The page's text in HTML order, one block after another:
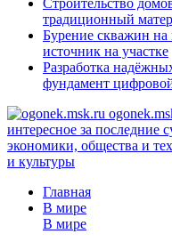
Строительство
традиционный
Бурение скважин на
источник на участке
Разработка
фундамент
интересное за последние
экономики, общества и
и культуры
Главная
В мире
В мире